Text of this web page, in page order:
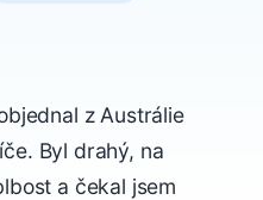
z Austrálie
Byl drahý, na
a čekal jsem